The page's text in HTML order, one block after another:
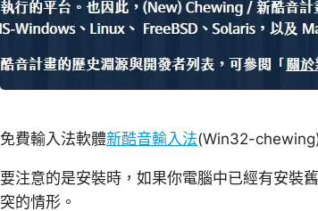
免費輸入法軟體新酷音輸入法(Win32-
要注意的是安裝時，如果你電腦中已經有安裝
突的情形。